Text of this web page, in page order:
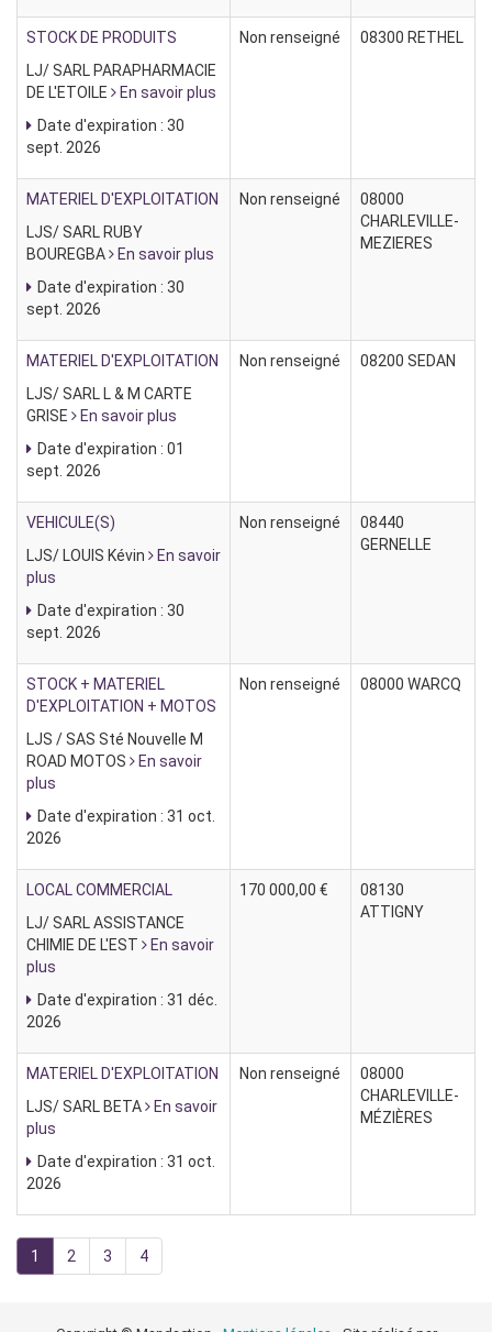
STOCK DE PRODUITS
LJ/ SARL PARAPHARMACIE
DE L'ETOILE
En savoir plus
Date d'expiration : 30
sept. 2026
Non renseigné 08300 RETHEL
MATERIEL D'EXPLOITATION
LJS/ SARL RUBY
BOUREGBA
En savoir plus
Date d'expiration : 30
sept. 2026
Non renseigné
08000
CHARLEVILLE-
MEZIERES
MATERIEL D'EXPLOITATION
LJS/ SARL L & M CARTE
GRISE
En savoir plus
Date d'expiration : 01
sept. 2026
Non renseigné 08200 SEDAN
VEHICULE(S)
LJS/ LOUIS Kévin
En savoir
plus
Date d'expiration : 30
sept. 2026
Non renseigné
08440
GERNELLE
STOCK + MATERIEL
D'EXPLOITATION + MOTOS
LJS / SAS Sté Nouvelle M
ROAD MOTOS
En savoir
plus
Date d'expiration : 31 oct.
2026
Non renseigné 08000 WARCQ
LOCAL COMMERCIAL
LJ/ SARL ASSISTANCE
CHIMIE DE L'EST
En savoir
plus
Date d'expiration : 31 déc.
2026
170 000,00 €
08130
ATTIGNY
MATERIEL D'EXPLOITATION
LJS/ SARL BETA
En savoir
plus
Date d'expiration : 31 oct.
2026
Non renseigné
08000
CHARLEVILLE-
MÉZIÈRES
1 2 3 4